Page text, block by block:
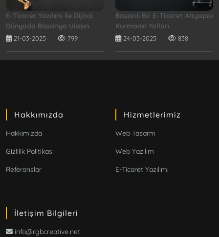
E-Ticaret Yazılımı ile Dijital
Dünyada Başarıya Ulaşın
21-03-2025 799
Başarılı Bir E-Ticaret Altyapısı
Kurmanın Yolları
24-03-2025 838
Hakkımızda
Hakkımızda
Gizlilik Politikası
Referanslar
Hizmetlerimiz
Web Tasarm
Web Yazılım
E-Ticaret Yazılımı
İletişim Bilgileri
info@rgbcreative.net